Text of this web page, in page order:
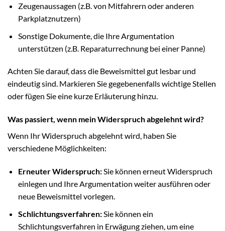
Zeugenaussagen (z.B. von Mitfahrern oder anderen
Parkplatznutzern)
Sonstige Dokumente, die Ihre Argumentation
unterstützen (z.B. Reparaturrechnung bei einer Panne)
Achten Sie darauf, dass die Beweismittel gut lesbar und
eindeutig sind. Markieren Sie gegebenenfalls wichtige Stellen
oder fügen Sie eine kurze Erläuterung hinzu.
Was passiert, wenn mein Widerspruch abgelehnt wird?
Wenn Ihr Widerspruch abgelehnt wird, haben Sie
verschiedene Möglichkeiten:
Erneuter Widerspruch:Sie können erneut Widerspruch
einlegen und Ihre Argumentation weiter ausführen oder
neue Beweismittel vorlegen.
Schlichtungsverfahren:Sie können ein
Schlichtungsverfahren in Erwägung ziehen, um eine